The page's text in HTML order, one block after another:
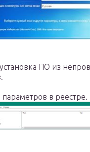
ПО из
в реестре.